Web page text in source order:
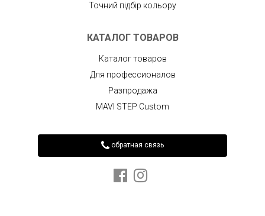
Точний підбір кольору
КАТАЛОГ ТОВАРОВ
Каталог товаров
Для профессионалов
Разпродажа
MAVI STEP Custom
обратная связь